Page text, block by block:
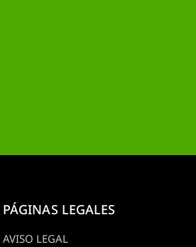
PÁGINAS LEGALES
AVISO LEGAL